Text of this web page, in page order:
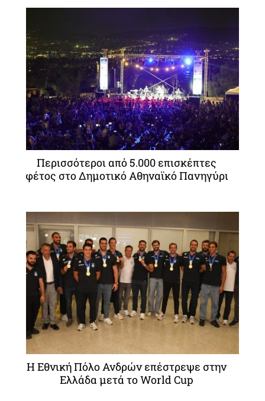
Περισσότεροι από 5.000 επισκέπτες
φέτος στο Δημοτικό Αθηναϊκό Πανηγύρι
Η Εθνική Πόλο Ανδρών επέστρεψε στην
Ελλάδα μετά το World Cup